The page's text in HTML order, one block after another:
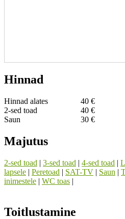
Hinnad
Hinnad alates
40 €
2-sed toad
40 €
Saun
30 €
Majutus
2-sed toad | 3-sed toad | 4-sed toad |
lapsele | Peretoad | SAT-TV | Saun |
inimestele | WC toas |
Toitlustamine